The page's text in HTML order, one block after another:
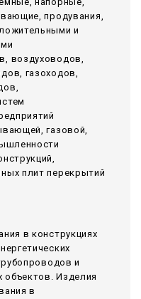
продувания,
и
воздуховодов,
газоходов,
газовой,
плит перекрытий
в конструкциях
и
Изделия
в